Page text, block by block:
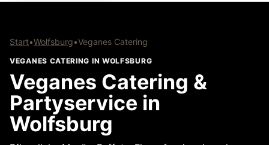
Start•Wolfsburg•Veganes Catering
VEGANES CATERING IN WOLFSBURG
Veganes Catering &
Partyservice in
Wolfsburg